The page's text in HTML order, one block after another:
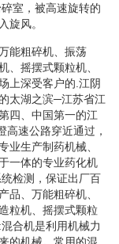
室，被高速旋转的
旋风。
能粗碎机、振荡
、摇摆式颗粒机、
上深受客户的.江阴
太湖之滨─江苏省江
四、中国第一的江
高速公路穿近通过，
业生产制药机械、
一体的专业药化机
检测，保证出厂百
品、万能粗碎机、
粒机、摇摆式颗粒
合机是利用机械力